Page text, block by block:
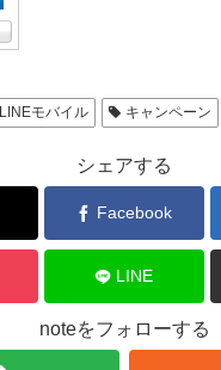
LINEモバイル キャンペーン
シェアする
Facebook
LINE
noteをフォローする